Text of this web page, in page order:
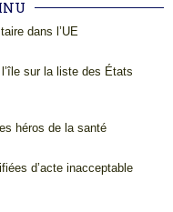
dans l’UE
sur la liste des États
héros de la santé
d’acte inacceptable